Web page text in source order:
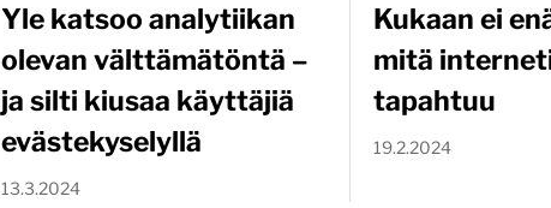
Yle katsoo analytiikan
olevan välttämätöntä –
ja silti kiusaa käyttäjiä
evästekyselyllä
13.3.2024
Kukaan ei
mitä
tapahtuu
19.2.2024